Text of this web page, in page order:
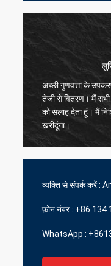
सर्वश्रेष्ठ विक्रेता,
व्यक्ति से संपर्क करें :
फ़ोन नंबर : +86 134
WhatsApp :